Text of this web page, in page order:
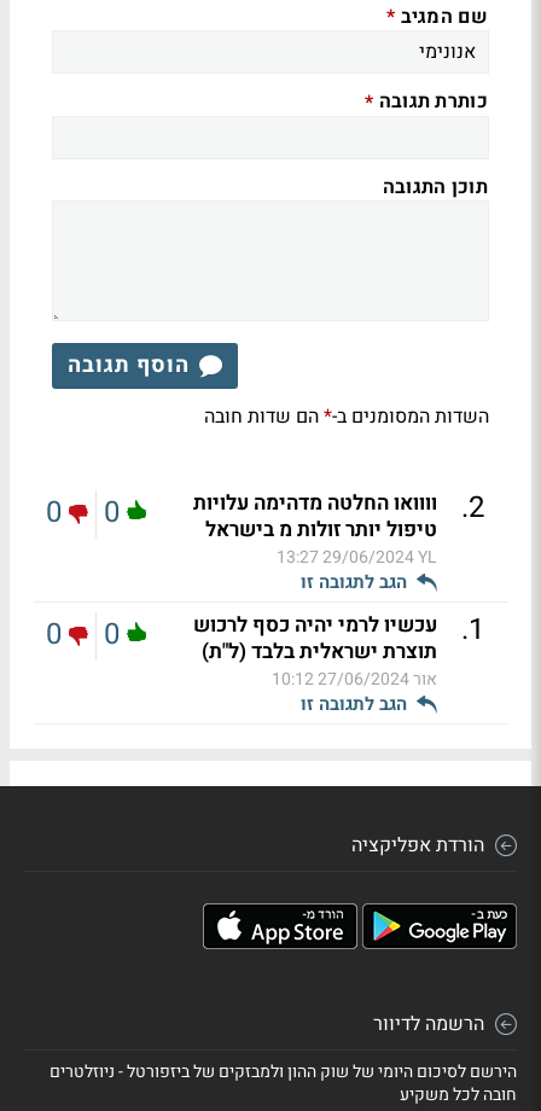
שם המגיב *
כותרת תגובה *
תוכן התגובה
הוסף תגובה
השדות המסומנים ב-*הם שדות חובה
2
.
וווואו החלטה מדהימה עלויות
טיפול יותר זולות מ בישראל
YL
29/06/2024 13:27
הגב לתגובה זו
0
0
1
.
עכשיו לרמי יהיה כסף לרכוש
תוצרת ישראלית בלבד (ל"ת)
אור27/06/2024 10:12
הגב לתגובה זו
0
0
הורדת אפליקציה
הרשמה לדיוור
הירשם לסיכום היומי של שוק ההון ולמבזקים של ביזפורטל - ניוזלטרים
חובה לכל משקיע